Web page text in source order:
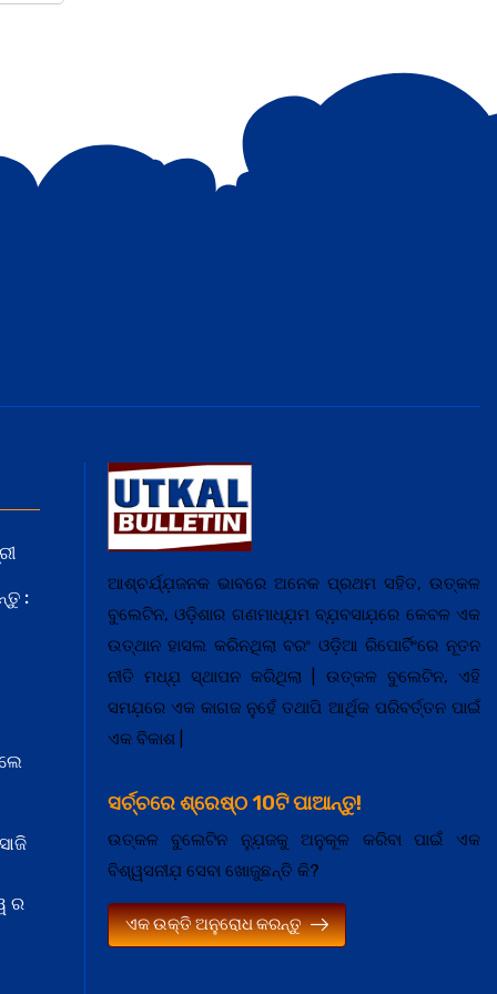
:
ର
ଆଶ୍ଚର୍ଯ୍ଯ଼ଜନକ ଭାବରେ ଅନେକ ପ୍ରଥମ ସହିତ, ଉତ୍କଳ
ବୁଲେଟିନ, ଓଡ଼ିଶାର ଗଣମାଧ୍ଯ଼ମ ବ୍ଯ଼ବସାଯ଼ରେ କେବଳ ଏକ
ଉତ୍ଥାନ ହାସଲ କରିନଥିଲା ବରଂ ଓଡ଼ିଆ ରିପୋର୍ଟିଂରେ ନୂତନ
ନୀତି ମଧ୍ଯ଼ ସ୍ଥାପନ କରିଥିଲା | ଉତ୍କଳ ବୁଲେଟିନ, ଏହି
ସମଯ଼ରେ ଏକ କାଗଜ ନୁହେଁ ତଥାପି ଆର୍ଥିକ ପରିବର୍ତ୍ତନ ପାଇଁ
ଏକ ବିକାଶ |
ସର୍ଚ୍ଚରେ ଶ୍ରେଷ୍ଠ 10ଟି ପାଆନ୍ତୁ!
ଉତ୍କଳ ବୁଲେଟିନ ନ୍ଯ଼ୁଜକୁ ଅନୁକୂଳ କରିବା ପାଇଁ ଏକ
ବିଶ୍ୱସନୀଯ଼ ସେବା ଖୋଜୁଛନ୍ତି କି?
ଏକ ଉକ୍ତି ଅନୁରୋଧ କରନ୍ତୁ